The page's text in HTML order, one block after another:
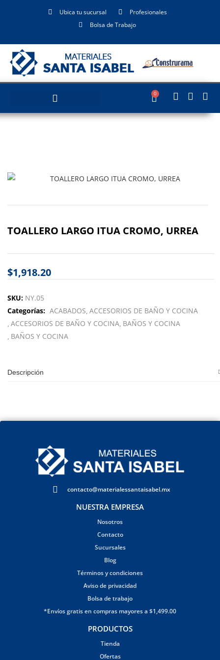
Ubica tu sucursal
Profesionales
Bolsa de Trabajo
0
TOALLERO LARGO ITUA CROMO, URREA
$1,918.20
SKU: NY.05
Categorías: ACABADOS ACCESORIOS DE BAÑO Y COCINA
ACCESORIOS DE BAÑO Y COCINA BAÑOS Y COCINA
BAÑOS Y COCINA
Descripción
contacto@materialessantaisabel.mx
NUESTRA EMPRESA
Nosotros
Contacto
Sucursales
Blog
Términos y condiciones
Aviso de privacidad
Bolsa de trabajo
*Envíos gratis en compras mayores a $1,499.00
PRODUCTOS
Tienda
Ofertas